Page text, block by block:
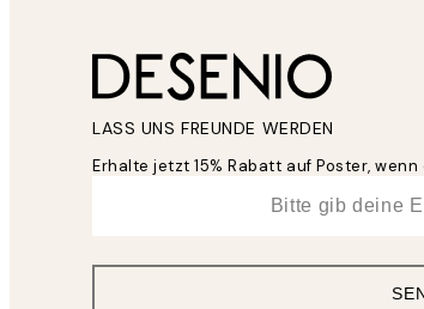
LASS UNS FREUNDE WERDEN
Erhalte jetzt 15% Rabatt auf Poster,